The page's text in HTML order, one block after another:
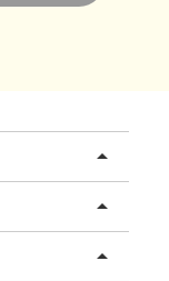
arrow_drop_up
arrow_drop_up
arrow_drop_up